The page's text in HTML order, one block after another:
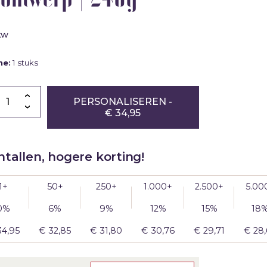
Blog
schoonmaakwerkbestellen
Geruba
1 stuks
PERSONALISEREN -
€ 34,95
hogere korting!
50+ 250+ 1.000+ 2.500+
6% 9% 12% 15%
€ 32,85 € 31,80 € 30,76 € 29,71 €